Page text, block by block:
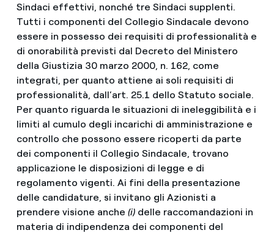
Sindaci effettivi, nonché tre Sindaci supplenti.
Tutti i componenti del Collegio Sindacale devono
essere in possesso dei requisiti di professionalità e
di onorabilità previsti dal Decreto del Ministero
della Giustizia 30 marzo 2000, n. 162, come
integrati, per quanto attiene ai soli requisiti di
professionalità, dall’art. 25.1 dello Statuto sociale.
Per quanto riguarda le situazioni di ineleggibilità e i
limiti al cumulo degli incarichi di amministrazione e
controllo che possono essere ricoperti da parte
dei componenti il Collegio Sindacale, trovano
applicazione le disposizioni di legge e di
regolamento vigenti. Ai fini della presentazione
delle candidature, si invitano gli Azionisti a
prendere visione anche (i)delle raccomandazioni in
materia di indipendenza dei componenti del